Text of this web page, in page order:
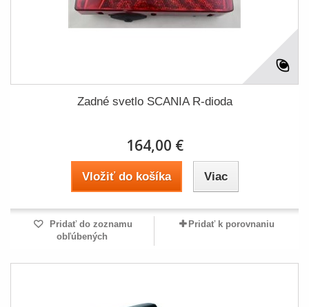
Zadné svetlo SCANIA R-dioda
164,00 €
Vložiť do košíka Viac
Pridať do zoznamu
obľúbených
Pridať k porovnaniu